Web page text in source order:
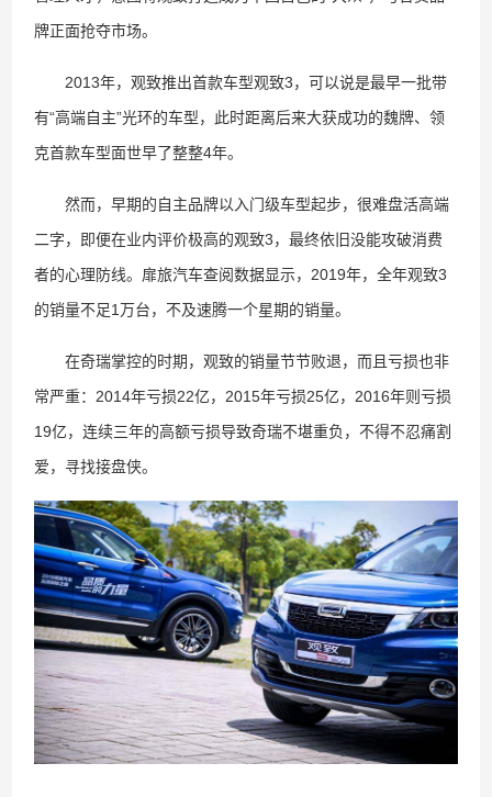
牌正面抢夺市场。
2013年，观致推出首款车型观致3，可以说是最早一批带
有“高端自主”光环的车型，此时距离后来大获成功的魏牌、领
克首款车型面世早了整整4年。
然而，早期的自主品牌以入门级车型起步，很难盘活高端
二字，即便在业内评价极高的观致3，最终依旧没能攻破消费
者的心理防线。扉旅汽车查阅数据显示，2019年，全年观致3
的销量不足1万台，不及速腾一个星期的销量。
在奇瑞掌控的时期，观致的销量节节败退，而且亏损也非
常严重：2014年亏损22亿，2015年亏损25亿，2016年则亏损
19亿，连续三年的高额亏损导致奇瑞不堪重负，不得不忍痛割
爱，寻找接盘侠。